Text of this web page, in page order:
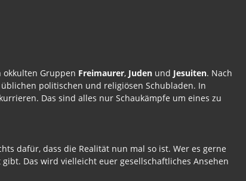
Gruppen Freimaurer, Juden und Jesuiten. Nach
politischen und religiösen Schubladen. In
Das sind alles nur Schaukämpfe um eines zu
dafür, dass die Realität nun mal so ist. Wer es gerne
Das wird vielleicht euer gesellschaftliches Ansehen